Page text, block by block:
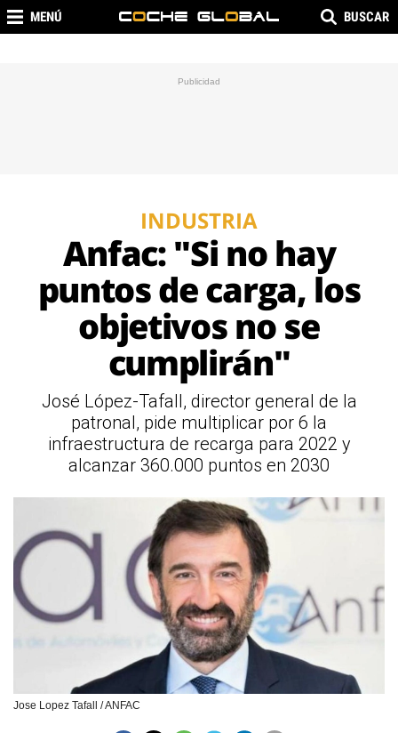
MENÚ BUSCAR
INDUSTRIA
Anfac: "Si no hay
puntos de carga, los
objetivos no se
cumplirán"
José López-Tafall, director general de la
patronal, pide multiplicar por 6 la
infraestructura de recarga para 2022 y
alcanzar 360.000 puntos en 2030
Jose Lopez Tafall / ANFAC